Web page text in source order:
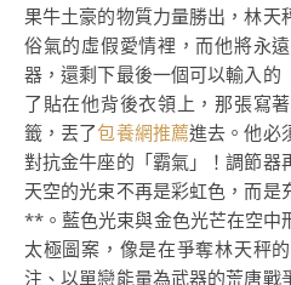
果牛土豪的物質力量勝出，林天
俗氣的虛假愛情裡，而他將永
器，還剩下最後一個可以輸入的
了貼在他背後衣領上，那張寫
籤，丟了包養網推薦進去。他必
對抗金牛座的「霸氣」！調節器
天空的光束不再是彩虹色，而是
**。藍色光束與金色光芒在空中
太極圖案，像是在爭奪林天秤
注、以單戀能量為武器的荒唐戰